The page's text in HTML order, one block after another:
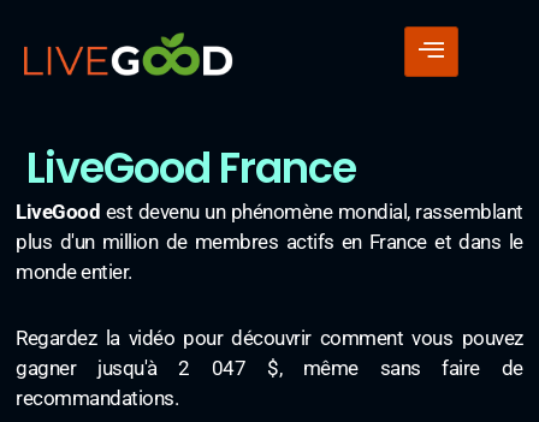
LiveGood France
LiveGood est devenu un phénomène mondial, rassemblant
plus d'un million de membres actifs en France et dans le
monde entier.
Regardez la vidéo pour découvrir comment vous pouvez
gagner jusqu'à 2 047 $, même sans faire de
recommandations.